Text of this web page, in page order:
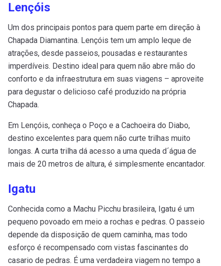
Lençóis
Um dos principais pontos para quem parte em direção à
Chapada Diamantina. Lençóis tem um amplo leque de
atrações, desde passeios, pousadas e restaurantes
imperdíveis. Destino ideal para quem não abre mão do
conforto e da infraestrutura em suas viagens – aproveite
para degustar o delicioso café produzido na própria
Chapada.
Em Lençóis, conheça o Poço e a Cachoeira do Diabo,
destino excelentes para quem não curte trilhas muito
longas. A curta trilha dá acesso a uma queda d´água de
mais de 20 metros de altura, é simplesmente encantador.
Igatu
Conhecida como a Machu Picchu brasileira, Igatu é um
pequeno povoado em meio a rochas e pedras. O passeio
depende da disposição de quem caminha, mas todo
esforço é recompensado com vistas fascinantes do
casario de pedras. É uma verdadeira viagem no tempo a